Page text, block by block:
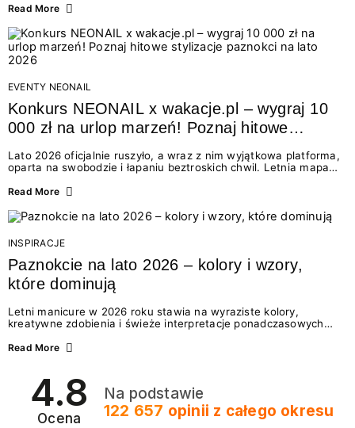
świata beauty i oszałamiających deserów to coś więcej niż
zmysłami: przez soczysty kolor, aksamitną teksturę,
orzeźwiający zapach i słodki akcent na podniebieniu. Tego lata
NEONAIL łączy siły z marką Willisch, tworząc unikalny projekt
na styku jedzenia i piękna....
Read More
EVENTY NEONAIL
Konkurs NEONAIL x wakacje.pl – wygraj 10
000 zł na urlop marzeń! Poznaj hitowe
Lato 2026 oficjalnie ruszyło, a wraz z nim wyjątkowa platforma,
oparta na swobodzie i łapaniu beztroskich chwil. Letnia mapa
doświadczenia wakacji – od spontanicznych wyjazdów, przez
Motywem przewodnim jest eksplorowanie i kolekcjonowanie
letnich momentów. Z tej okazji przygotowaliśmy coś absolutnie
wyjątkowego: wielki konkurs z wakacje.pl oraz dawkę
najgorętszych trendów w...
Read More
INSPIRACJE
Paznokcie na lato 2026 – kolory i wzory,
które dominują
Letni manicure w 2026 roku stawia na wyraziste kolory,
kreatywne zdobienia i świeże interpretacje ponadczasowych
zarówno energetycznych odcieni inspirowanych wakacjami, jak
2026? Znajdź inspirację dla swojego manicure!
Read More
4.8
Ocena
Na podstawie
122 657 opinii z całego okresu